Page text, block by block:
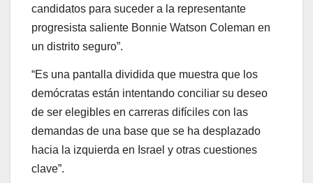
candidatos para suceder a la representante
progresista saliente Bonnie Watson Coleman en
un distrito seguro”.
“Es una pantalla dividida que muestra que los
demócratas están intentando conciliar su deseo
de ser elegibles en carreras difíciles con las
demandas de una base que se ha desplazado
hacia la izquierda en Israel y otras cuestiones
clave”.